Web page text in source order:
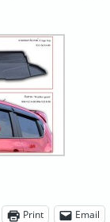
Print Email